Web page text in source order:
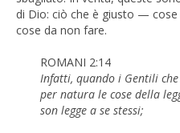
di Dio: ciò che è giusto —
cose da non fare.
ROMANI 2:14
Infatti, quando i Gentili
per natura le cose della
son legge a se stessi;